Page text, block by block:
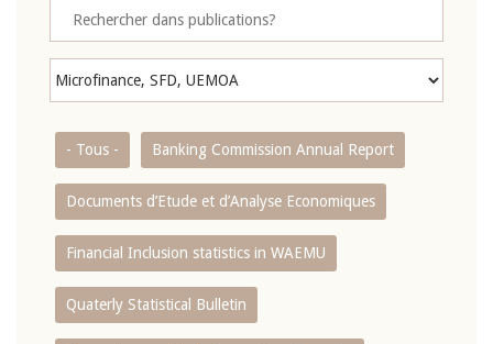
- Tous - Banking Commission Annual Report
Documents d’Etude et d’Analyse Economiques
Financial Inclusion statistics in WAEMU
Quaterly Statistical Bulletin